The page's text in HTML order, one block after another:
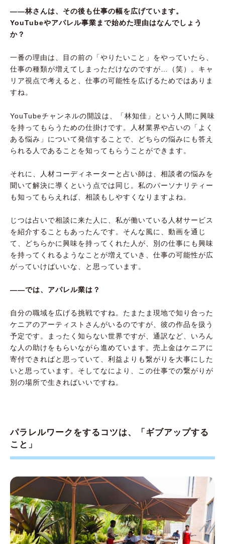
――林さんは、その後も仕事の幅を広げています。
YouTubeやアパレル事業まで始めた理由はなんでしょう
か？
一番の理由は、目の前の「やりたいこと」をやっていたら、
仕事の種類が増えてしまっただけなのですが…（笑）。キャ
リア視点で考えると、仕事の可能性を広げるためではありま
すね。
YouTubeチャンネルの開設は、「林知佳」という人間に興味
を持ってもらうための仕掛けです。人材業界や占いの「よく
ある悩み」について発信することで、どちらの悩みにも答え
られる人であることを知ってもらうことができます。
それに、人材コーディネーターと占い師は、相談者の悩みを
聞いて解決に導くという点では同じ。私のパーソナリティー
も知ってもらえれば、相談もしやすくなりますよね。
じつは占いで相談に来た人に、私が働いている人材サービス
を紹介することもあったんです。そんな風に、動画を通じ
て、どちらかに興味を持ってくれた人が、別の仕事にも興味
を持ってくれるようなことが増えていき、仕事の可能性が広
がっていけばいいな、と思っています。
――では、アパレル業は？
自分の職域を広げる挑戦ですね。たまたま現地で知り合った
ケニアのアーティストさんがいるのですが、彼の作品を扱う
予定です。まったく知らない世界ですが、通訳など、いろん
な人の助けをもらいながら進めています。売上金はケニアに
寄付できればと思っていて、利益よりも繋がりを大事にした
いと思っています。そしてなにより、この仕事での繋がりが
別の場所で生きればいいですね。
パラレルワークをするコツは、「ギブアップする
こと」